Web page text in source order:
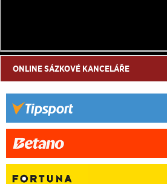
ONLINE SÁZKOVÉ KANCELÁŘE